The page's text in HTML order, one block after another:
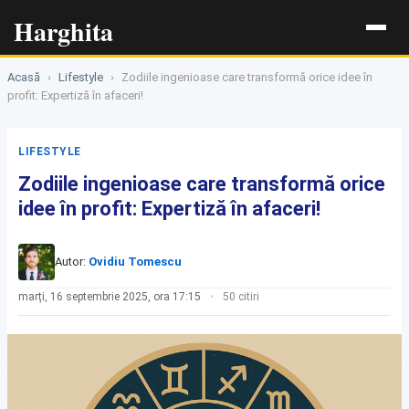
Harghita
Acasă › Lifestyle ›
Zodiile ingenioase care transformă orice idee în
profit: Expertiză în afaceri!
LIFESTYLE
Zodiile ingenioase care transformă orice
idee în profit: Expertiză în afaceri!
Autor: Ovidiu Tomescu
marți, 16 septembrie 2025, ora 17:15 50 citiri